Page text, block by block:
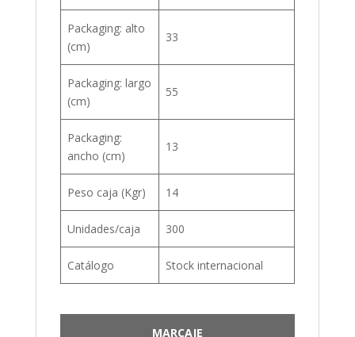
Packaging: alto
(cm)
33
Packaging: largo
(cm)
55
Packaging:
ancho (cm)
13
Peso caja (Kgr) 14
Unidades/caja 300
Catálogo Stock internacional
MARCAJE